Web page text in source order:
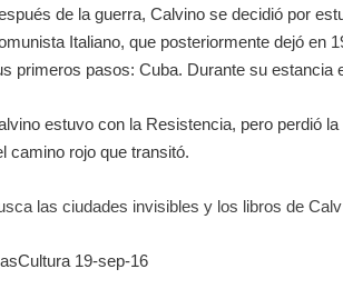
de la guerra, Calvino se decidió por
Italiano, que posteriormente dejó en
primeros pasos: Cuba. Durante su estancia
estuvo con la Resistencia, pero perdió
camino rojo que transitó.
las ciudades invisibles y los libros de
19-sep-16